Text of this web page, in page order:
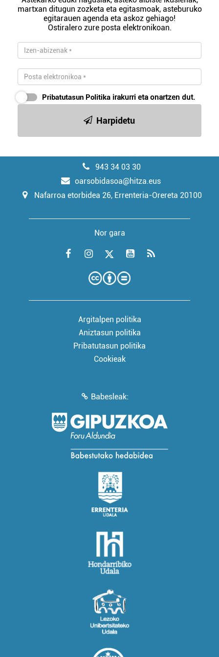
martxan ditugun zozketa eta egitasmoak, asteburuko
egitarauen agenda eta askoz gehiago!
Ostiralero zure posta elektronikoan.
Pribatutasun Politika irakurri eta onartzen dut.
Harpidetu
943 34 03 30
oarsobidasoa@hitza.eus
Nafarroa etorbidea 26, Errenteria-Orereta 20100
Nor gara
Argitalpen politika
Aniztasun politika
Pribatutasun politika
Cookieak
Babesleak: